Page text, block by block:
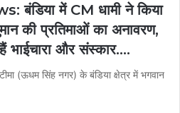
में CM धामी ने किया
की प्रतिमाओं का अनावरण,
भाईचारा और संस्कार….
(ऊधम सिंह नगर) के बंडिया क्षेत्र में भगवान